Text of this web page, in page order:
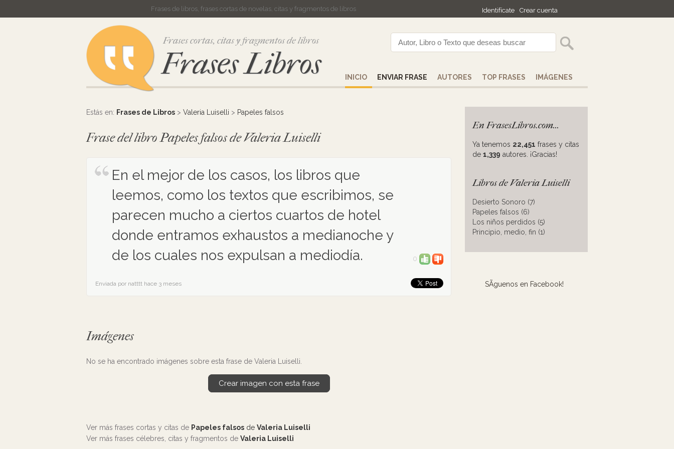
Identifícate Crear cuenta
Frases de libros, frases cortas de novelas, citas y fragmentos de libros
Frases cortas, citas y fragmentos de libros
Frases Libros INICIO ENVIAR FRASE AUTORES TOP FRASES IMÁGENES
Estás en: Frases de Libros > Valeria Luiselli > Papeles falsos
Frase del libro Papeles falsos de Valeria Luiselli
En el mejor de los casos, los libros que
leemos, como los textos que escribimos, se
parecen mucho a ciertos cuartos de hotel
donde entramos exhaustos a medianoche y
de los cuales nos expulsan a mediodía.
0
Enviada por natttt hace 3 meses
Imágenes
No se ha encontrado imágenes sobre esta frase de Valeria Luiselli.
Crear imagen con esta frase
Ver más frases cortas y citas de Papeles falsos de Valeria Luiselli
Ver más frases célebres, citas y fragmentos de Valeria Luiselli
En FrasesLibros.com...
Ya tenemos 22,451 frases y citas
de 1,339 autores. ¡Gracias!
Libros de Valeria Luiselli
Desierto Sonoro (7)
Papeles falsos (6)
Los niños perdidos (5)
Principio, medio, fin (1)
SÃ­guenos en Facebook!